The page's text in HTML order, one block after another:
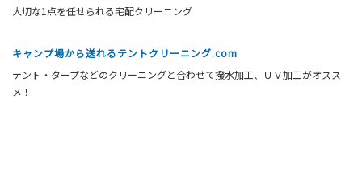
大切な1点を任せられる宅配クリーニング
キャンプ場から送れるテントクリーニング.com
テント・タープなどのクリーニングと合わせて撥水加工、ＵＶ加工がオスス
メ！